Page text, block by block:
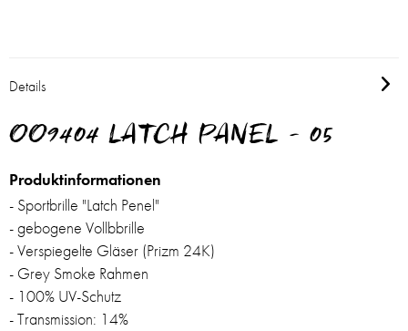
Details
OO9404 LATCH PANEL - 05
Produktinformationen
- Sportbrille "Latch Penel"
- gebogene Vollbbrille
- Verspiegelte Gläser (Prizm 24K)
- Grey Smoke Rahmen
- 100% UV-Schutz
- Transmission: 14%